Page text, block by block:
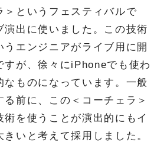
＞というフェスティバルで
出に使いました。この技術
うエンジニアがライブ用に開
すが、徐々にiPhoneでも使わ
なものになっています。一般
る前に、この＜コーチェラ＞
術を使うことが演出的にもイ
いと考えて採用しました。